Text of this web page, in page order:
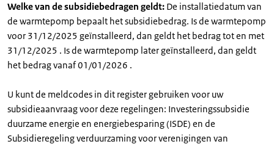
Welke van de subsidiebedragen geldt: De installatiedatum van
de warmtepomp bepaalt het subsidiebedrag. Is de warmtepomp
voor 31/12/2025 geïnstalleerd, dan geldt het bedrag tot en met
31/12/2025 . Is de warmtepomp later geïnstalleerd, dan geldt
het bedrag vanaf 01/01/2026 .
U kunt de meldcodes in dit register gebruiken voor uw
subsidieaanvraag voor deze regelingen: Investeringssubsidie
duurzame energie en energiebesparing (ISDE) en de
Subsidieregeling verduurzaming voor verenigingen van